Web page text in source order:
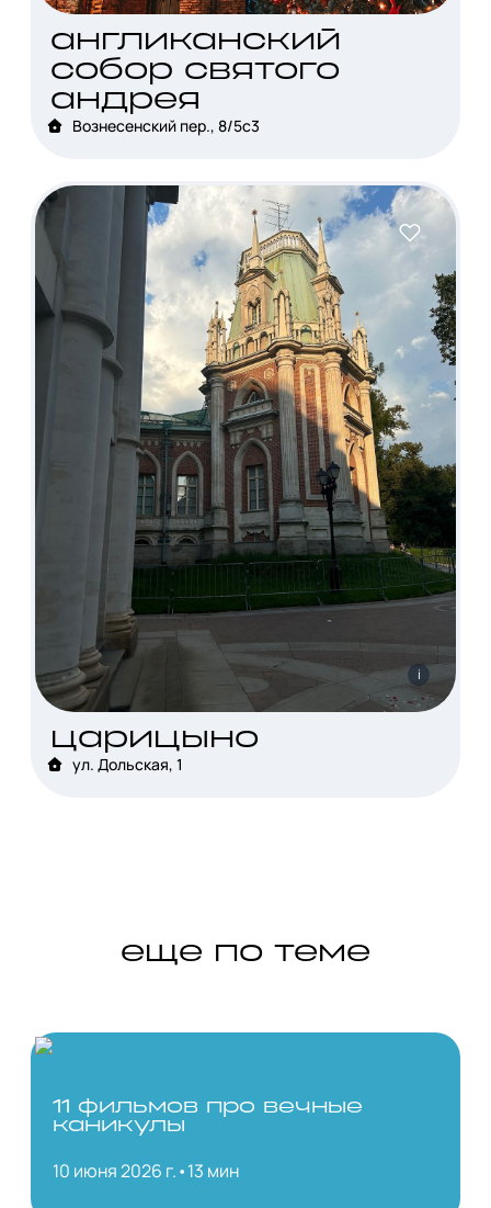
англиканский
собор святого
андрея
Вознесенский пер., 8/5с3
i
царицыно
ул. Дольская, 1
еще по теме
11 фильмов про вечные
каникулы
10 июня 2026 г.•13 мин